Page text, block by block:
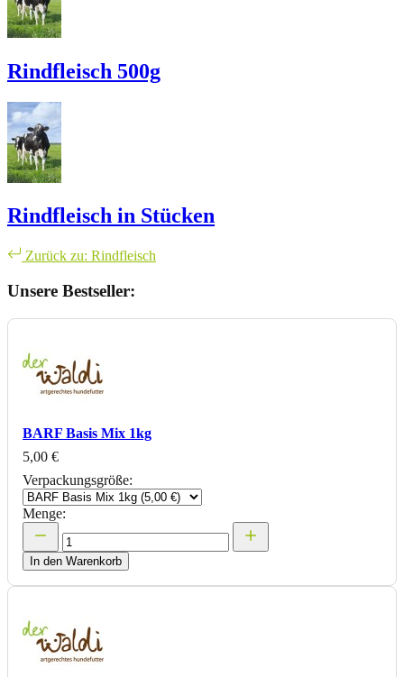
Rindfleisch 500g
Rindfleisch in Stücken
Zurück zu: Rindfleisch
Unsere Bestseller:
BARF Basis Mix 1kg
5,00 €
Verpackungsgröße:
Menge:
In den Warenkorb